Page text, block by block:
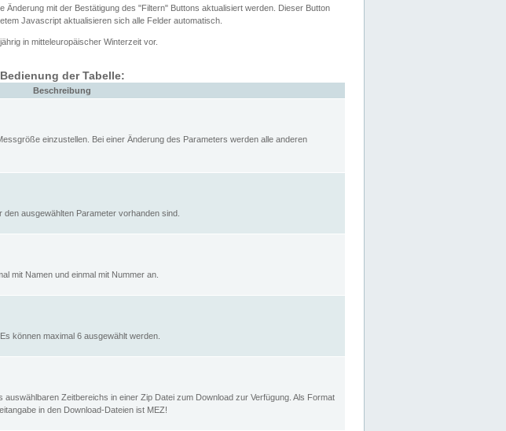
mit der Bestätigung des "Filtern" Buttons aktualisiert werden. Dieser Button
Javascript aktualisieren sich alle Felder automatisch.
in mitteleuropäischer Winterzeit vor.
Bedienung der Tabelle:
Beschreibung
einzustellen. Bei einer Änderung des Parameters werden alle anderen
ausgewählten Parameter vorhanden sind.
mit Namen und einmal mit Nummer an.
können maximal 6 ausgewählt werden.
Zeitbereichs in einer Zip Datei zum Download zur Verfügung. Als Format
in den Download-Dateien ist MEZ!